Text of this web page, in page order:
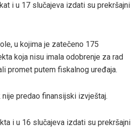
i u 17 slučajeva izdati su prekršajni
u kojima je zatečeno 175
koja nisu imala odobrenje za rad
promet putem fiskalnog uređaja.
predao finansijski izvještaj.
i u 16 slučajeva izdati su prekršajni